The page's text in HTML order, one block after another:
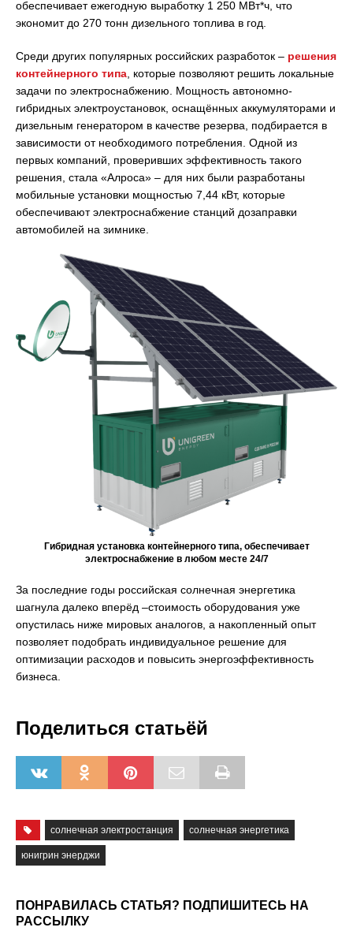
обеспечивает ежегодную выработку 1 250 МВт*ч, что
экономит до 270 тонн дизельного топлива в год.
Среди других популярных российских разработок – решения
контейнерного типа, которые позволяют решить локальные
задачи по электроснабжению. Мощность автономно-
гибридных электроустановок, оснащённых аккумуляторами и
дизельным генератором в качестве резерва, подбирается в
зависимости от необходимого потребления. Одной из
первых компаний, проверивших эффективность такого
решения, стала «Алроса» – для них были разработаны
мобильные установки мощностью 7,44 кВт, которые
обеспечивают электроснабжение станций дозаправки
автомобилей на зимнике.
Гибридная установка контейнерного типа, обеспечивает
электроснабжение в любом месте 24/7
За последние годы российская солнечная энергетика
шагнула далеко вперёд –стоимость оборудования уже
опустилась ниже мировых аналогов, а накопленный опыт
позволяет подобрать индивидуальное решение для
оптимизации расходов и повысить энергоэффективность
бизнеса.
Поделиться статьёй
солнечная электростанция солнечная энергетика
юнигрин энерджи
ПОНРАВИЛАСЬ СТАТЬЯ? ПОДПИШИТЕСЬ НА
РАССЫЛКУ